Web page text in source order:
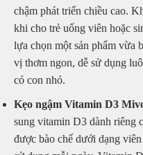
chậm phát triển chiều cao.
khi cho trẻ uống viên hoặc
lựa chọn một sản phẩm vừa
vị thơm ngon, dễ sử dụng
có con nhỏ.
Kẹo ngậm Vitamin D3
sung vitamin D3 dành riêng
được bào chế dưới dạng